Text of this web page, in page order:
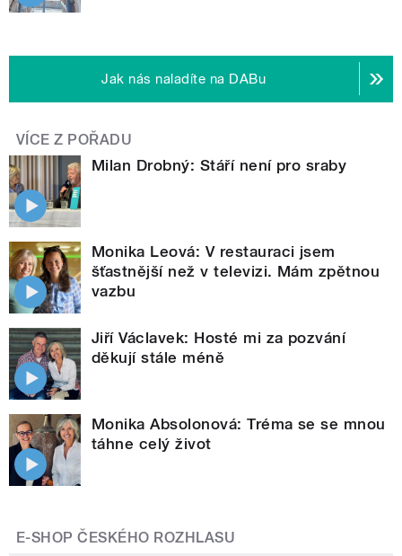
Jak nás naladíte na DABu
VÍCE Z POŘADU
Milan Drobný: Stáří není pro sraby
Monika Leová: V restauraci jsem
šťastnější než v televizi. Mám zpětnou
vazbu
Jiří Václavek: Hosté mi za pozvání
děkují stále méně
Monika Absolonová: Tréma se se mnou
táhne celý život
E-SHOP ČESKÉHO ROZHLASU